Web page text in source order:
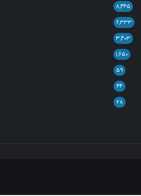
۸,۴۴۵
۶,۳۳۳
۳,۴۰۳
۱,۶۵۰
۵۹
۴۴
۲۸